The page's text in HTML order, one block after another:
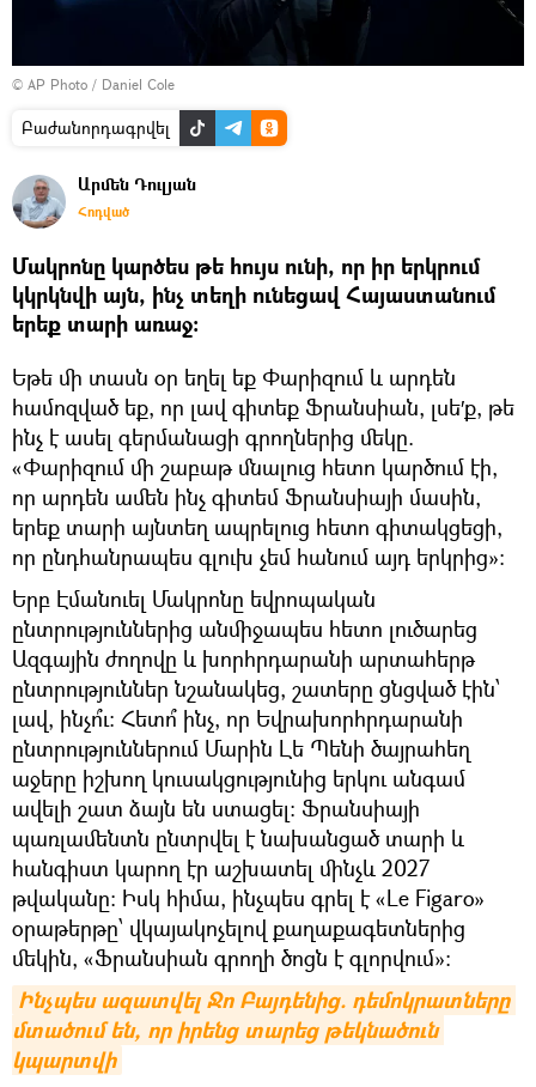
© AP Photo / Daniel Cole
Բաժանորդագրվել
Արմեն Դուլյան
Հոդված
Մակրոնը կարծես թե հույս ունի, որ իր երկրում
կկրկնվի այն, ինչ տեղի ունեցավ Հայաստանում
երեք տարի առաջ։
Եթե մի տասն օր եղել եք Փարիզում և արդեն
համոզված եք, որ լավ գիտեք Ֆրանսիան, լսե′ք, թե
ինչ է ասել գերմանացի գրողներից մեկը.
«Փարիզում մի շաբաթ մնալուց հետո կարծում էի,
որ արդեն ամեն ինչ գիտեմ Ֆրանսիայի մասին,
երեք տարի այնտեղ ապրելուց հետո գիտակցեցի,
որ ընդհանրապես գլուխ չեմ հանում այդ երկրից»։
Երբ Էմանուել Մակրոնը եվրոպական
ընտրություններից անմիջապես հետո լուծարեց
Ազգային ժողովը և խորհրդարանի արտահերթ
ընտրություններ նշանակեց, շատերը ցնցված էին՝
լավ, ինչո՞ւ։ Հետո՞ ինչ, որ Եվրախորհրդարանի
ընտրություններում Մարին Լե Պենի ծայրահեղ
աջերը իշխող կուսակցությունից երկու անգամ
ավելի շատ ձայն են ստացել։ Ֆրանսիայի
պառլամենտն ընտրվել է նախանցած տարի և
հանգիստ կարող էր աշխատել մինչև 2027
թվականը։ Իսկ հիմա, ինչպես գրել է «Le Figaro»
օրաթերթը՝ վկայակոչելով քաղաքագետներից
մեկին, «Ֆրանսիան գրողի ծոցն է գլորվում»։
Ինչպես ազատվել Ջո Բայդենից. դեմոկրատները
մտածում են, որ իրենց տարեց թեկնածուն
կպարտվի